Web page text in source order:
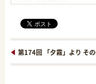
第174回 「夕霧」より そ